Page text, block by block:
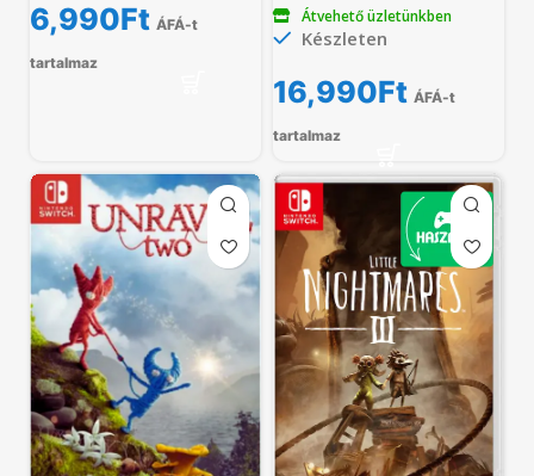
6,990Ft ÁFÁ-t
tartalmaz
Átvehető üzletünkben
Készleten
16,990Ft ÁFÁ-t
tartalmaz